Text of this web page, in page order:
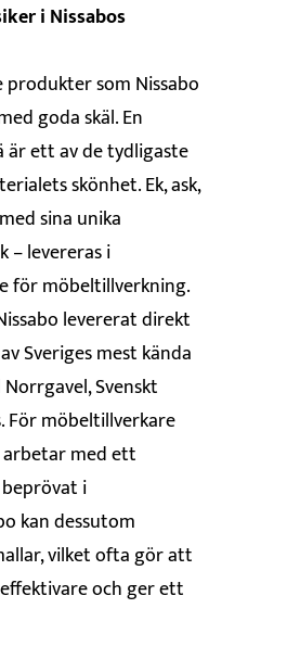
i Nissabos
produkter som Nissabo
goda skäl. En
är ett av de tydligaste
skönhet. Ek, ask,
sina unika
– levereras i
för möbeltillverkning.
levererat direkt
Sveriges mest kända
Svenskt
För möbeltillverkare
med ett
i
kan dessutom
vilket ofta gör att
och ger ett